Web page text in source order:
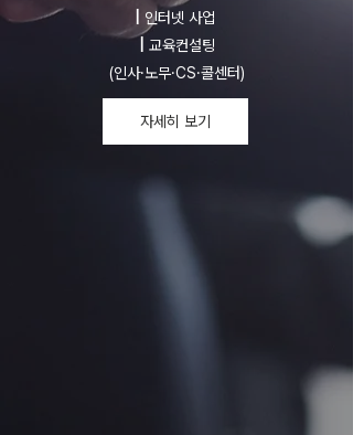
인터넷 사업
교육컨설팅
(인사·노무·CS·콜센터)
자세히 보기